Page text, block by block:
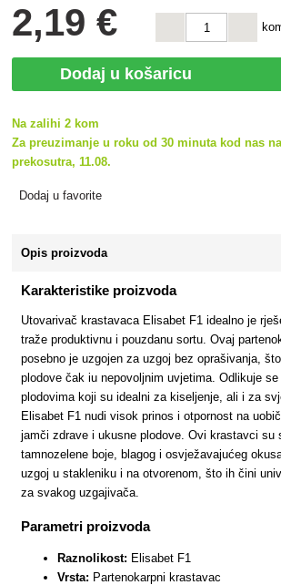
2,19 €
Dodaj u košaricu
Na zalihi 2 kom
Za preuzimanje u roku od 30 minuta kod nas
prekosutra, 11.08.
Dodaj u favorite
Opis proizvoda
Karakteristike proizvoda
Utovarivač krastavaca Elisabet F1 idealno je
traže produktivnu i pouzdanu sortu. Ovaj
posebno je uzgojen za uzgoj bez oprašivanja,
plodove čak iu nepovoljnim uvjetima. Odlikuje
plodovima koji su idealni za kiseljenje, ali i za
Elisabet F1 nudi visok prinos i otpornost na
jamči zdrave i ukusne plodove. Ovi krastavci su
tamnozelene boje, blagog i osvježavajućeg
uzgoj u stakleniku i na otvorenom, što ih čini
za svakog uzgajivača.
Parametri proizvoda
Raznolikost: Elisabet F1
Vrsta: Partenokarpni krastavac